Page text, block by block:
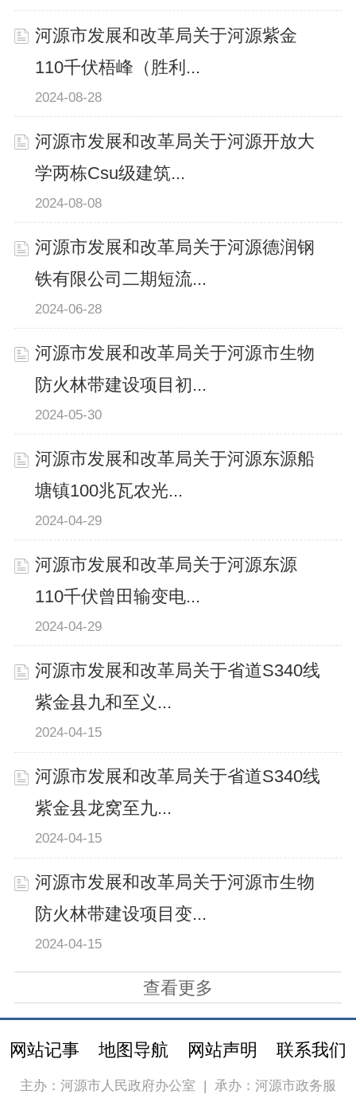
河源市发展和改革局关于河源紫金
110千伏梧峰（胜利...
2024-08-28
河源市发展和改革局关于河源开放大
学两栋Csu级建筑...
2024-08-08
河源市发展和改革局关于河源德润钢
铁有限公司二期短流...
2024-06-28
河源市发展和改革局关于河源市生物
防火林带建设项目初...
2024-05-30
河源市发展和改革局关于河源东源船
塘镇100兆瓦农光...
2024-04-29
河源市发展和改革局关于河源东源
110千伏曾田输变电...
2024-04-29
河源市发展和改革局关于省道S340线
紫金县九和至义...
2024-04-15
河源市发展和改革局关于省道S340线
紫金县龙窝至九...
2024-04-15
河源市发展和改革局关于河源市生物
防火林带建设项目变...
2024-04-15
查看更多
网站记事 地图导航 网站声明 联系我们
主办：河源市人民政府办公室 承办：河源市政务服